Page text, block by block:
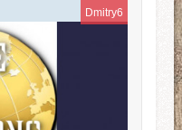
Dmitry6